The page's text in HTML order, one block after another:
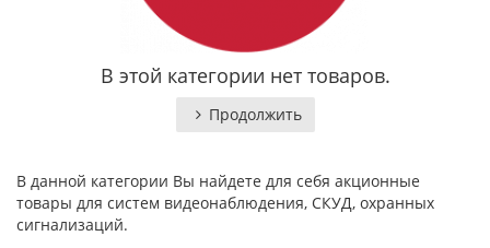
В этой категории нет товаров.
Продолжить
В данной категории Вы найдете для себя акционные
товары для систем видеонаблюдения, СКУД, охранных
сигнализаций.